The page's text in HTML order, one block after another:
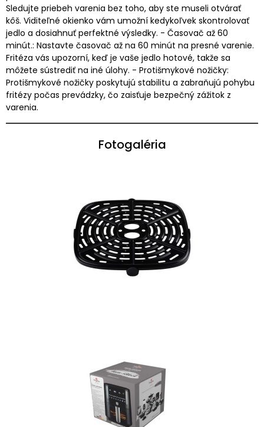
Sledujte priebeh varenia bez toho, aby ste museli otvárať
kôš. Viditeľné okienko vám umožní kedykoľvek skontrolovať
jedlo a dosiahnuť perfektné výsledky. - Časovač až 60
minút.: Nastavte časovač až na 60 minút na presné varenie.
Fritéza vás upozorní, keď je vaše jedlo hotové, takže sa
môžete sústrediť na iné úlohy. - Protišmykové nožičky:
Protišmykové nožičky poskytujú stabilitu a zabraňujú pohybu
fritézy počas prevádzky, čo zaisťuje bezpečný zážitok z
varenia.
Fotogaléria